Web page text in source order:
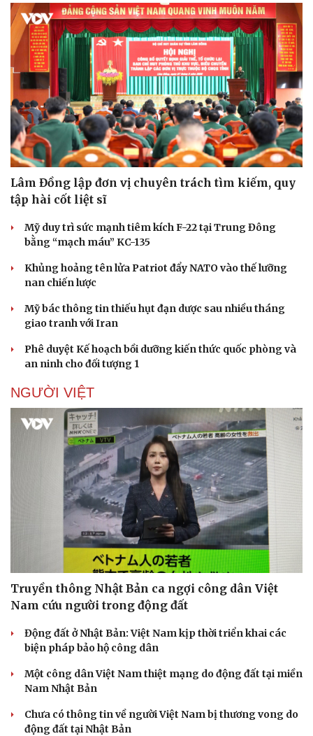
Doanh nghiệp
Thông tin doanh nghiệp
Doanh nghiệp 24h
Doanh nhân
Vì cộng đồng
Công nghệ
Tin Công nghệ
Trải nghiệm
Chuyển đổi số
Lâm Đồng lập đơn vị chuyên trách tìm kiếm, quy
tập hài cốt liệt sĩ
Mỹ duy trì sức mạnh tiêm kích F-22 tại Trung Đông
bằng “mạch máu” KC-135
Khủng hoảng tên lửa Patriot đẩy NATO vào thế lưỡng
nan chiến lược
Mỹ bác thông tin thiếu hụt đạn dược sau nhiều tháng
giao tranh với Iran
Phê duyệt Kế hoạch bồi dưỡng kiến thức quốc phòng và
an ninh cho đối tượng 1
NGƯỜI VIỆT
Truyền thông Nhật Bản ca ngợi công dân Việt
Nam cứu người trong động đất
Động đất ở Nhật Bản: Việt Nam kịp thời triển khai các
biện pháp bảo hộ công dân
Một công dân Việt Nam thiệt mạng do động đất tại miền
Nam Nhật Bản
Chưa có thông tin về người Việt Nam bị thương vong do
động đất tại Nhật Bản